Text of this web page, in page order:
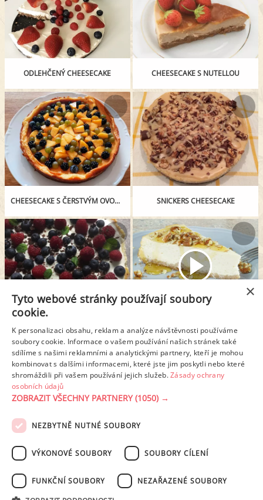
ODLEHČENÝ CHEESECAKE CHEESECAKE S NUTELLOU
CHEESECAKE S ČERSTVÝM OVOCEM SNICKERS CHEESECAKE
CHEESECAKE SE ZAKYSANOU SMETANOU
1 2 Další stránka >
PODMÍNKY UŽITÍ ZÁSADY OCHRANY OSOBNÍCH ÚDAJŮ
NASTAVENÍ COOKIES
×
Tyto webové stránky používají soubory
cookie.
K personalizaci obsahu, reklam a analýze návštěvnosti používáme
soubory cookie. Informace o vašem používání našich stránek také
sdílíme s našimi reklamními a analytickými partnery, kteří je mohou
kombinovat s dalšími informacemi, které jste jim poskytli nebo které
shromáždili při vašem používání jejich služeb.Zásady ochrany
osobních údajů
ZOBRAZIT VŠECHNY PARTNERY(1050) →
NEZBYTNĚ NUTNÉ SOUBORY
VÝKONOVÉ SOUBORY SOUBORY CÍLENÍ
FUNKČNÍ SOUBORY NEZAŘAZENÉ SOUBORY